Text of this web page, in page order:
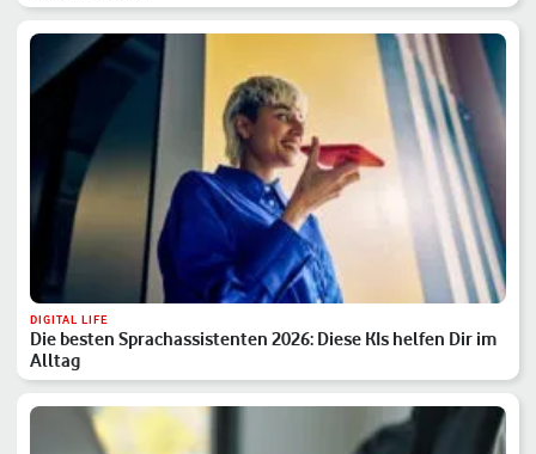
DIGITAL LIFE
Die besten Sprachassistenten 2026: Diese KIs helfen Dir im
Alltag